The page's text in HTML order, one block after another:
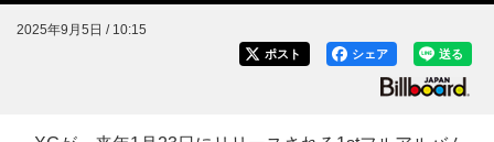
2025年9月5日 / 10:15
送る
シェア
ポスト